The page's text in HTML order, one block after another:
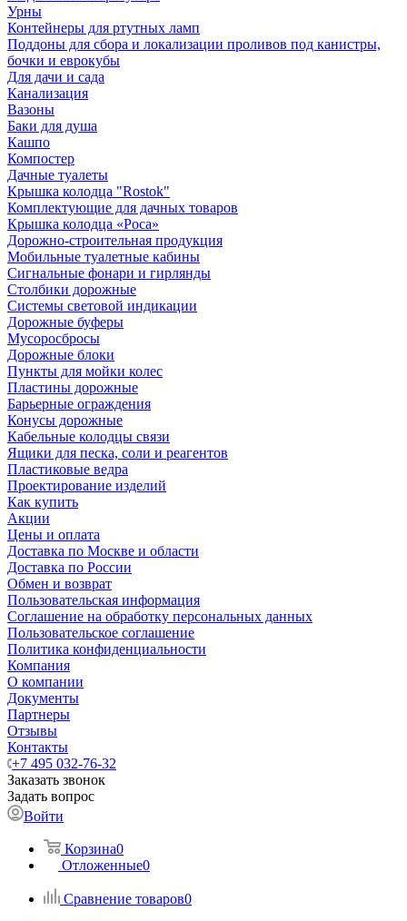
Урны
Контейнеры для ртутных ламп
Поддоны для сбора и локализации проливов под канистры,
бочки и еврокубы
Для дачи и сада
Канализация
Вазоны
Баки для душа
Кашпо
Компостер
Дачные туалеты
Крышка колодца "Rostok"
Комплектующие для дачных товаров
Крышка колодца «Роса»
Дорожно-строительная продукция
Мобильные туалетные кабины
Сигнальные фонари и гирлянды
Столбики дорожные
Системы световой индикации
Дорожные буферы
Мусоросбросы
Дорожные блоки
Пункты для мойки колес
Пластины дорожные
Барьерные ограждения
Конусы дорожные
Кабельные колодцы связи
Ящики для песка, соли и реагентов
Пластиковые ведра
Проектирование изделий
Как купить
Акции
Цены и оплата
Доставка по Москве и области
Доставка по России
Обмен и возврат
Пользовательская информация
Соглашение на обработку персональных данных
Пользовательское соглашение
Политика конфиденциальности
Компания
О компании
Документы
Партнеры
Отзывы
Контакты
+7 495 032-76-32
Заказать звонок
Задать вопрос
Войти
Корзина0
Отложенные0
Сравнение товаров0